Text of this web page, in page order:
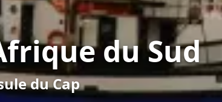
du Sud
du Cap